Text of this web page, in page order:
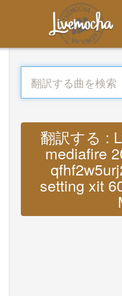
翻訳する :
mediafire
setting xit